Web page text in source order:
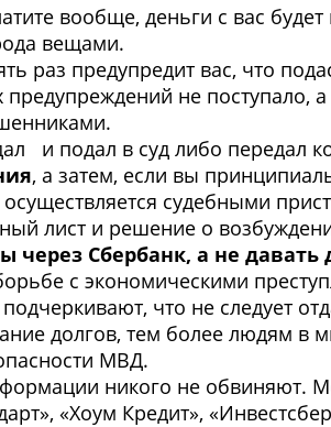
вообще, деньги с вас
вещами.
раз предупредит вас, что
не поступало,
и подал в суд либо передал
, а затем, если вы
судебными
лист и решение о
Сбербанк, а не давать
с экономическими
что не следует
долгов, тем более людям в
МВД.
никого не обвиняют.
«Хоум Кредит»,